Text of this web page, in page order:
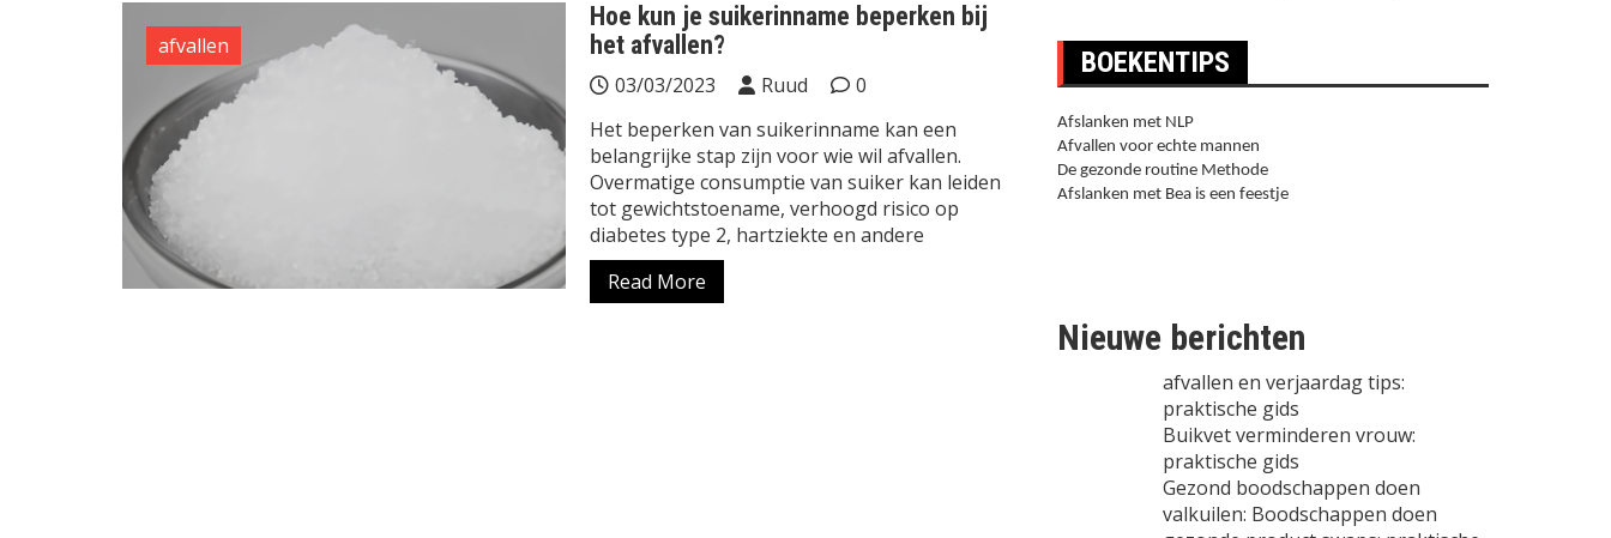
afvallen
Hoe kun je suikerinname beperken bij
het afvallen?
03/03/2023 Ruud
0
Het beperken van suikerinname kan een
belangrijke stap zijn voor wie wil afvallen.
Overmatige consumptie van suiker kan leiden
tot gewichtstoename, verhoogd risico op
diabetes type 2, hartziekte en andere
Read More
BOEKENTIPS
Afslanken met NLP
Afvallen voor echte mannen
De gezonde routine Methode
Afslanken met Bea is een feestje
Nieuwe berichten
afvallen en verjaardag tips:
praktische gids
Buikvet verminderen vrouw:
praktische gids
Gezond boodschappen doen
valkuilen: Boodschappen doen